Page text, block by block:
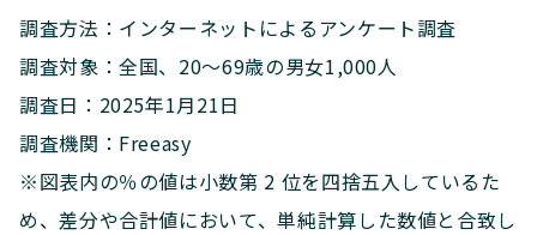
調査方法：インターネットによるアンケート調査
調査対象：全国、20〜69歳の男女1,000人
調査日：2025年1月21日
調査機関：Freeasy
※図表内の％の値は小数第 2 位を四捨五入しているた
め、差分や合計値において、単純計算した数値と合致し